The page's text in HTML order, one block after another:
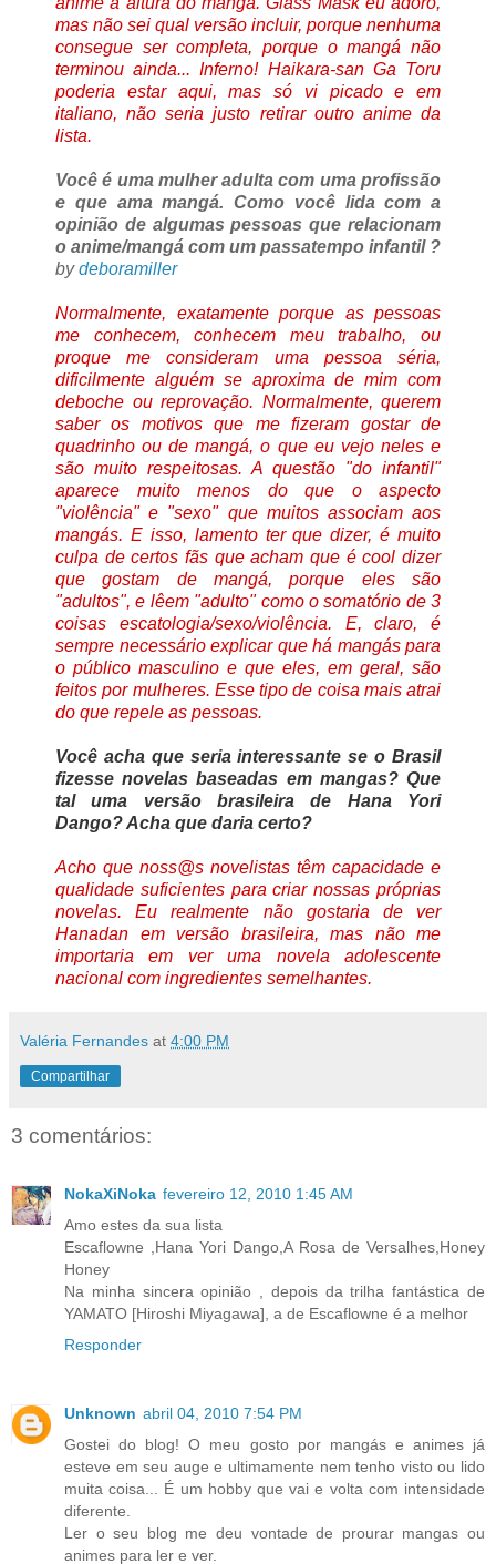
mas não sei qual versão incluir, porque nenhuma
consegue ser completa, porque o mangá não
terminou ainda... Inferno! Haikara-san Ga Toru
poderia estar aqui, mas só vi picado e em
italiano, não seria justo retirar outro anime da
lista.
Você é uma mulher adulta com uma profissão
e que ama mangá. Como você lida com a
opinião de algumas pessoas que relacionam
o anime/mangá com um passatempo infantil ?
bydeboramiller
Normalmente, exatamente porque as pessoas
me conhecem, conhecem meu trabalho, ou
proque me consideram uma pessoa séria,
dificilmente alguém se aproxima de mim com
deboche ou reprovação. Normalmente, querem
saber os motivos que me fizeram gostar de
quadrinho ou de mangá, o que eu vejo neles e
são muito respeitosas. A questão "do infantil"
aparece muito menos do que o aspecto
"violência" e "sexo" que muitos associam aos
mangás. E isso, lamento ter que dizer, é muito
culpa de certos fãs que acham que é cool dizer
que gostam de mangá, porque eles são
"adultos", e lêem "adulto" como o somatório de 3
coisas escatologia/sexo/violência. E, claro, é
sempre necessário explicar que há mangás para
o público masculino e que eles, em geral, são
feitos por mulheres. Esse tipo de coisa mais atrai
do que repele as pessoas.
Você acha que seria interessante se o Brasil
fizesse novelas baseadas em mangas? Que
tal uma versão brasileira de Hana Yori
Dango? Acha que daria certo?
Acho que noss@s novelistas têm capacidade e
qualidade suficientes para criar nossas próprias
novelas. Eu realmente não gostaria de ver
Hanadan em versão brasileira, mas não me
importaria em ver uma novela adolescente
nacional com ingredientes semelhantes.
Valéria Fernandes at 4:00 PM
Compartilhar
3 comentários:
NokaXiNoka fevereiro 12, 2010 1:45 AM
Amo estes da sua lista
Escaflowne ,Hana Yori Dango,A Rosa de Versalhes,Honey
Honey
Na minha sincera opinião , depois da trilha fantástica de
YAMATO [Hiroshi Miyagawa], a de Escaflowne é a melhor
Responder
Unknown abril 04, 2010 7:54 PM
Gostei do blog! O meu gosto por mangás e animes já
esteve em seu auge e ultimamente nem tenho visto ou lido
muita coisa... É um hobby que vai e volta com intensidade
diferente.
Ler o seu blog me deu vontade de prourar mangas ou
animes para ler e ver.